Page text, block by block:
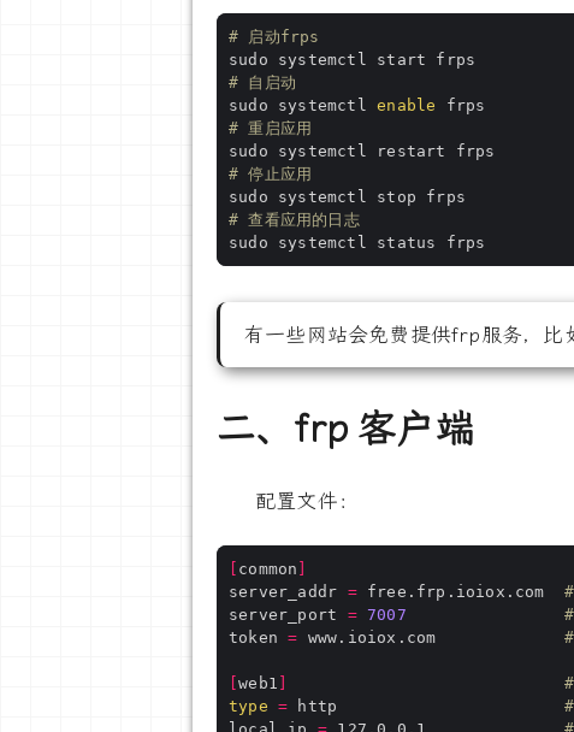
# 启动frps
# 自启动
sudo systemctl enable
# 重启应用
# 停止应用
# 查看应用的日志
有一些网站会免费提供frp服务，比
二、frp 客户端
配置文件：
common
server_addr = free.frp.ioiox.com
server_port = 7007
token = www.ioiox.com
[web1
type
= http